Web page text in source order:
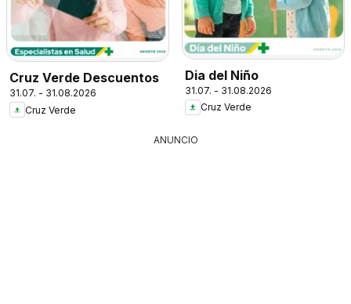
Cruz Verde Descuentos
31.07. - 31.08.2026
Cruz Verde
Dia del Niño
31.07. - 31.08.2026
Cruz Verde
ANUNCIO